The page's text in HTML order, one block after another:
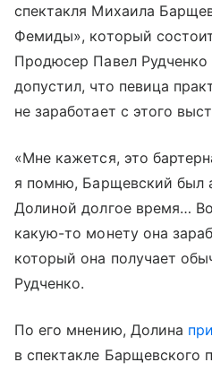
спектакля Михаила
Фемиды», который
Продюсер Павел Рудченко
допустил, что певица
не заработает с этого
«Мне кажется, это
я помню, Барщевский был
Долиной долгое время…
какую-то монету она
который она получает
Рудченко.
По его мнению, Долина
в спектакле Барщевского